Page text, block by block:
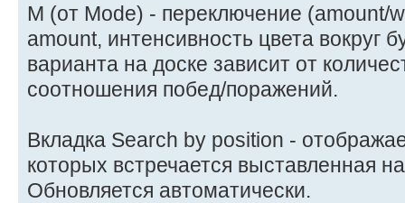
М (от Mode) - переключение (amount/
amount, интенсивность цвета вокруг
варианта на доске зависит от
соотношения побед/поражений.
Вкладка Search by position -
которых встречается выставленная
Обновляется автоматически.